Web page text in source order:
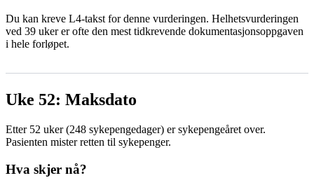
Du kan kreve L4-takst for denne vurderingen. Helhetsvurderingen
ved 39 uker er ofte den mest tidkrevende dokumentasjonsoppgaven
i hele forløpet.
Uke 52: Maksdato
Etter 52 uker (248 sykepengedager) er sykepengeåret over.
Pasienten mister retten til sykepenger.
Hva skjer nå?